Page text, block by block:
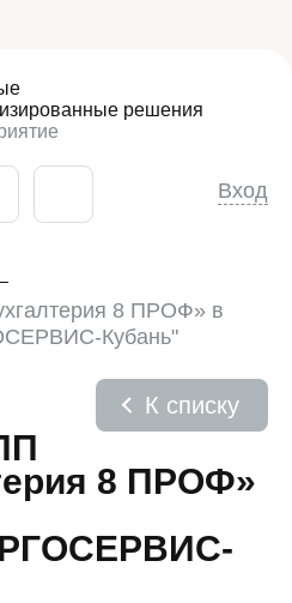
решения
Вход
8 ПРОФ» в
Кубань"
8 ПРОФ»
К списку